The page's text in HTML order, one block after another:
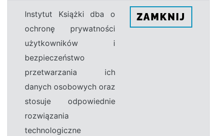
Instytut Książki dba o
ochronę prywatności
użytkowników i
bezpieczeństwo
przetwarzania ich
danych osobowych oraz
stosuje odpowiednie
rozwiązania
technologiczne
ZAMKNIJ